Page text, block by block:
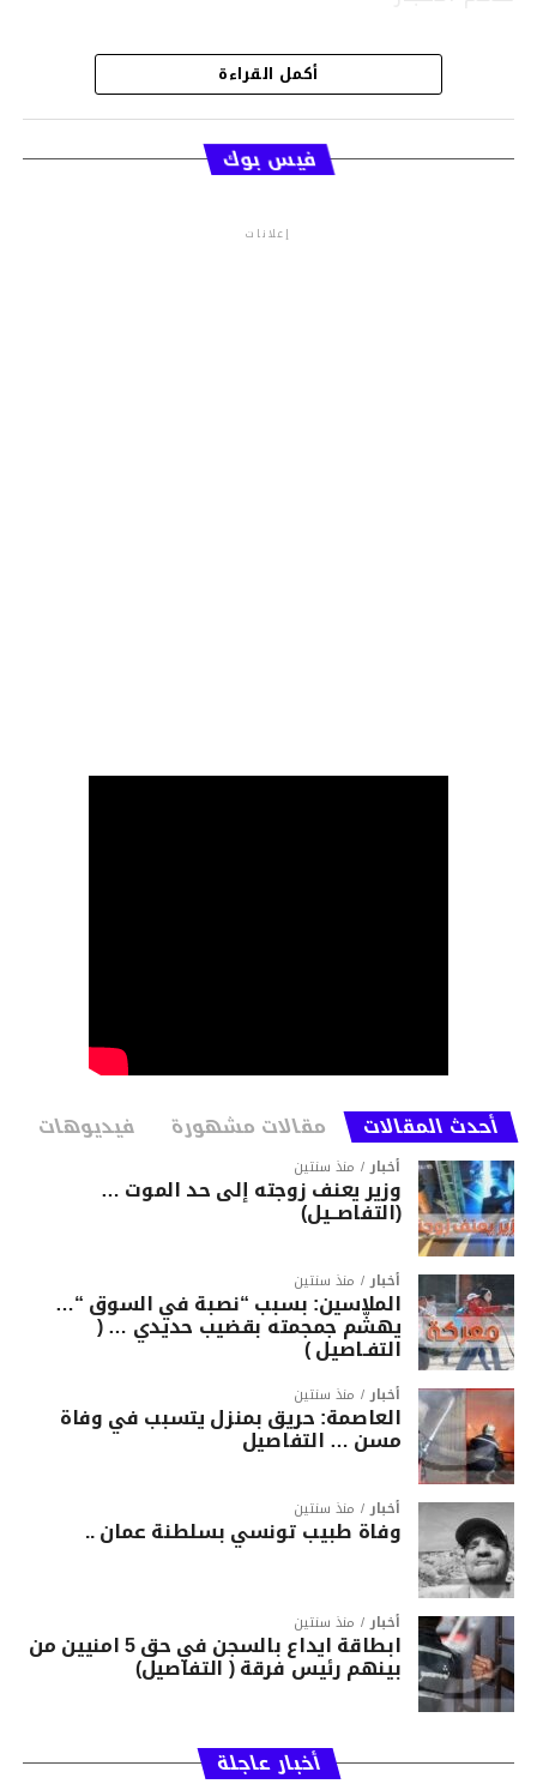
أكمل القراءة
فيس بوك
إعلانات
أحدث المقالات مقالات مشهورة فيديوهات
أخبار منذ سنتين
وزير يعنف زوجته إلى حد الموت …
(التفاصــيل)
أخبار منذ سنتين
الملاسين: بسبب “نصبة في السوق “…
يهشّم جمجمته بقضيب حديدي … (
التفـاصيل )
أخبار منذ سنتين
العاصمة: حريق بمنزل يتسبب في وفاة
مسن … التفاصيل
أخبار منذ سنتين
وفاة طبيب تونسي بسلطنة عمان ..
أخبار منذ سنتين
ابطاقة ايداع بالسجن في حق 5 امنيين من
بينهم رئيس فرقة ( التفاصيل)
أخبار عاجلة